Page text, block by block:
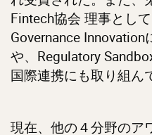
Fintech協会 理事とし
Governance
や、Regulatory
国際連携にも取り組ん
現在、他の４分野のア